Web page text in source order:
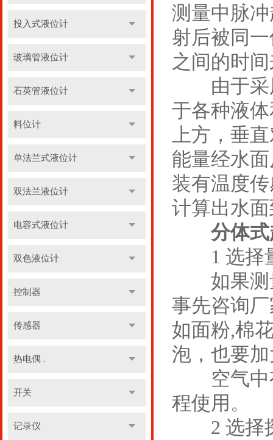
投入式液位计
玻璃管液位计
石英管液位计
料位计
单法兰式液位计
双法兰液位计
电容式液位计
双色液位计
控制器
传感器
热电偶 .
开关
记录仪
测量中脉
射后被同
之间的时
由于采用
于各种液
上方，垂
能量经水
装有温度
计算出水
分体
1 选择
如果测量
事先咨询
如面粉,棉
泡，也要
空气中有
程使用。
2 选择探